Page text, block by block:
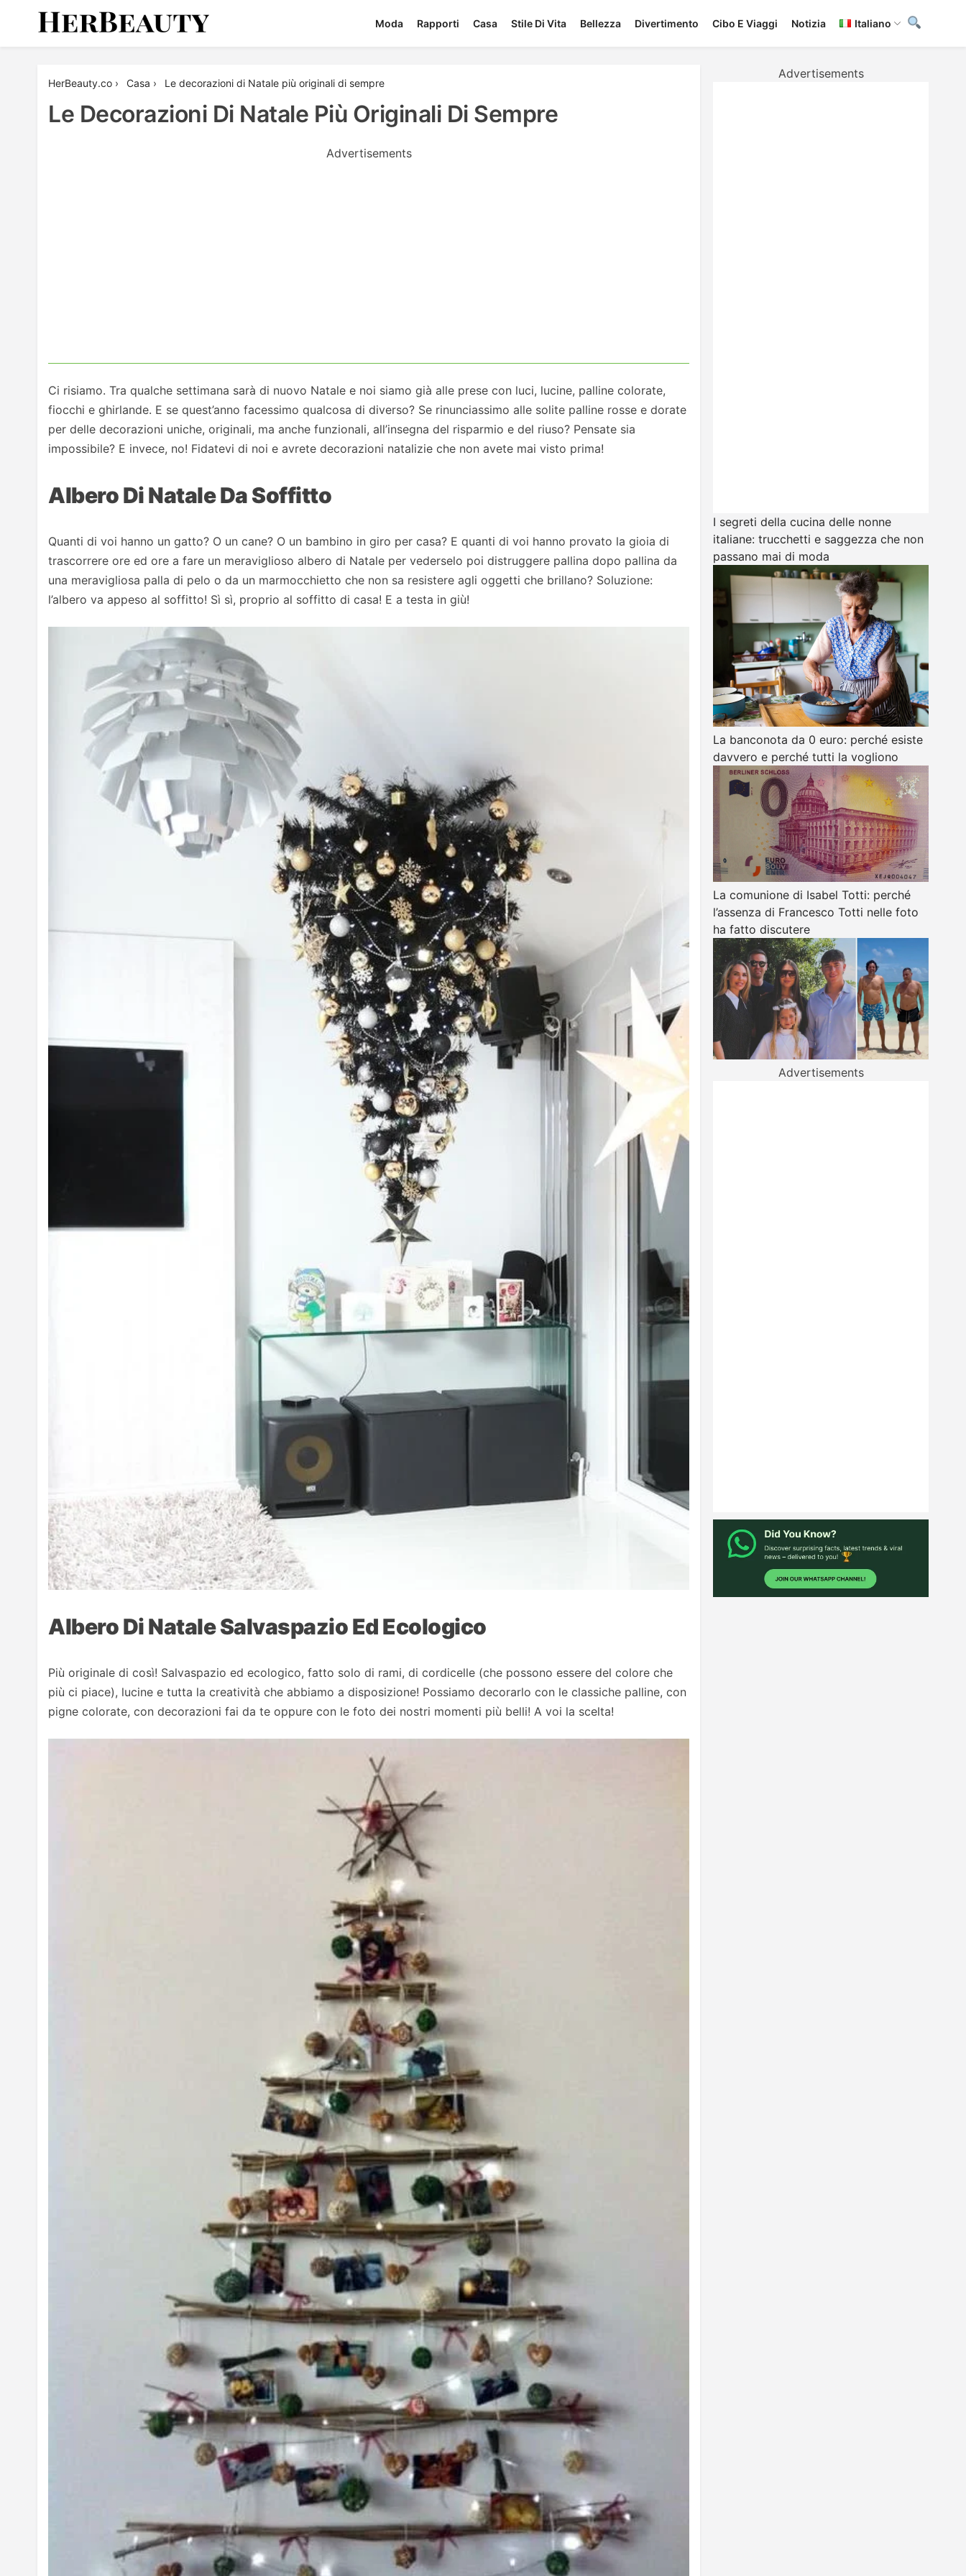
Moda Rapporti Casa Stile Di Vita Bellezza Divertimento Cibo E Viaggi Notizia Italiano
HerBeauty.co › Casa › Le decorazioni di Natale più originali di sempre
Le Decorazioni Di Natale Più Originali Di Sempre
Advertisements
Ci risiamo. Tra qualche settimana sarà di nuovo Natale e noi siamo già alle prese con luci, lucine, palline colorate,
fiocchi e ghirlande. E se quest’anno facessimo qualcosa di diverso? Se rinunciassimo alle solite palline rosse e dorate
per delle decorazioni uniche, originali, ma anche funzionali, all’insegna del risparmio e del riuso? Pensate sia
impossibile? E invece, no! Fidatevi di noi e avrete decorazioni natalizie che non avete mai visto prima!
Albero Di Natale Da Soffitto
Quanti di voi hanno un gatto? O un cane? O un bambino in giro per casa? E quanti di voi hanno provato la gioia di
trascorrere ore ed ore a fare un meraviglioso albero di Natale per vederselo poi distruggere pallina dopo pallina da
una meravigliosa palla di pelo o da un marmocchietto che non sa resistere agli oggetti che brillano? Soluzione:
l’albero va appeso al soffitto! Sì sì, proprio al soffitto di casa! E a testa in giù!
Albero Di Natale Salvaspazio Ed Ecologico
Più originale di così! Salvaspazio ed ecologico, fatto solo di rami, di cordicelle (che possono essere del colore che
più ci piace), lucine e tutta la creatività che abbiamo a disposizione! Possiamo decorarlo con le classiche palline, con
pigne colorate, con decorazioni fai da te oppure con le foto dei nostri momenti più belli! A voi la scelta!
Advertisements
I segreti della cucina delle nonne
italiane: trucchetti e saggezza che non
passano mai di moda
La banconota da 0 euro: perché esiste
davvero e perché tutti la vogliono
La comunione di Isabel Totti: perché
l’assenza di Francesco Totti nelle foto
ha fatto discutere
Advertisements